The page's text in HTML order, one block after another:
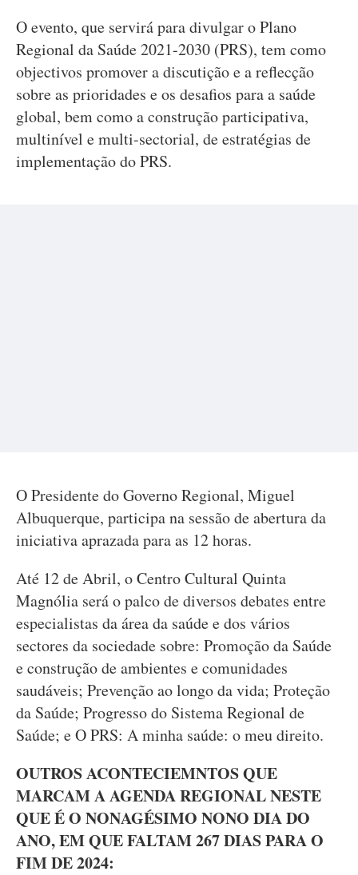
O evento, que servirá para divulgar o Plano
Regional da Saúde 2021-2030 (PRS), tem como
objectivos promover a discutição e a reflecção
sobre as prioridades e os desafios para a saúde
global, bem como a construção participativa,
multinível e multi-sectorial, de estratégias de
implementação do PRS.
O Presidente do Governo Regional, Miguel
Albuquerque, participa na sessão de abertura da
iniciativa aprazada para as 12 horas.
Até 12 de Abril, o Centro Cultural Quinta
Magnólia será o palco de diversos debates entre
especialistas da área da saúde e dos vários
sectores da sociedade sobre: Promoção da Saúde
e construção de ambientes e comunidades
saudáveis; Prevenção ao longo da vida; Proteção
da Saúde; Progresso do Sistema Regional de
Saúde; e O PRS: A minha saúde: o meu direito.
OUTROS ACONTECIEMNTOS QUE
MARCAM A AGENDA REGIONAL NESTE
QUE É O NONAGÉSIMO NONO DIA DO
ANO, EM QUE FALTAM 267 DIAS PARA O
FIM DE 2024: